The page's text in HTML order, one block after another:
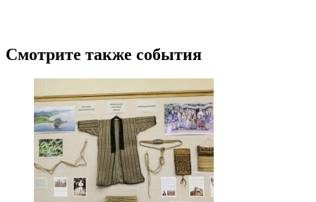
Смотрите также события